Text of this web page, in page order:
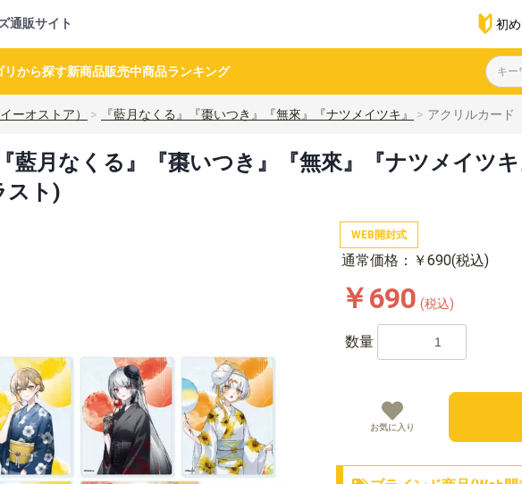
通販サイト 初
リから探す新商品販売中商品ランキング
ーオストア） 『藍月なくる』『棗いつき』『無來』『ナツメイツキ』 アクリルカード
藍月なくる』『棗いつき』『無來』『ナツメイツ
スト)
WEB開封式
通常価格：￥690(税込)
￥690 (税込)
お気に入り
数量